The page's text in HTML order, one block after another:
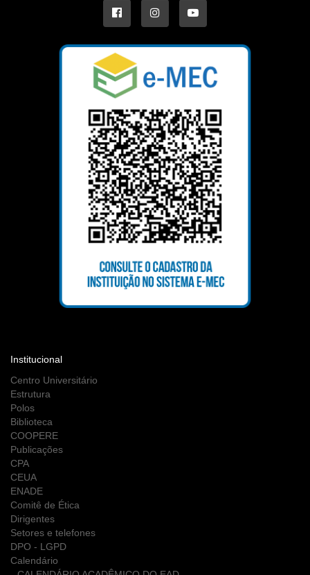
Institucional
Centro Universitário
Estrutura
Polos
Biblioteca
COOPERE
Publicações
CPA
CEUA
ENADE
Comitê de Ética
Dirigentes
Setores e telefones
DPO - LGPD
Calendário